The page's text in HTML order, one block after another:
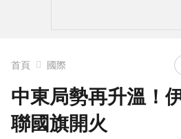
首頁 國際
中東局勢再升溫！
聯國旗開火